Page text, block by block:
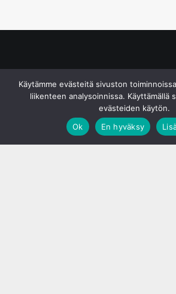
Käytämme evästeitä sivuston
liikenteen analysoinnissa. Käyttämällä
evästeiden käytön.
Ok
En hyväksy